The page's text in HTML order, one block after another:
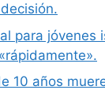
para jóvenes
10 años